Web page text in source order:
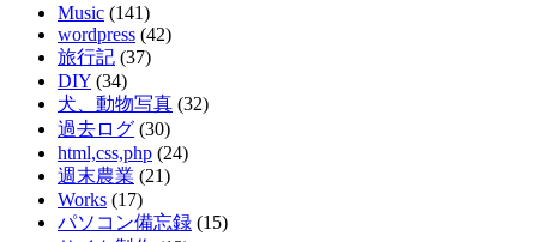
Music (141)
wordpress (42)
旅行記 (37)
DIY (34)
犬、動物写真 (32)
過去ログ (30)
html,css,php (24)
週末農業 (21)
Works (17)
パソコン備忘録 (15)